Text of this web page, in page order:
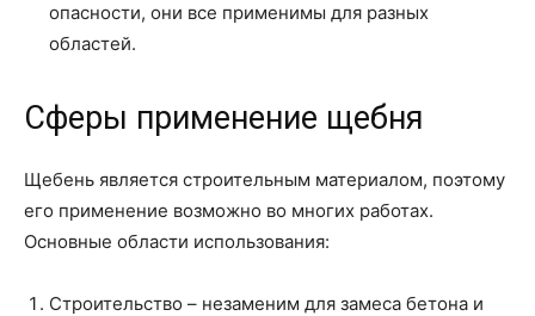
опасности, они все применимы для разных
областей.
Сферы применение щебня
Щебень является строительным материалом, поэтому
его применение возможно во многих работах.
Основные области использования:
Строительство – незаменим для замеса бетона и